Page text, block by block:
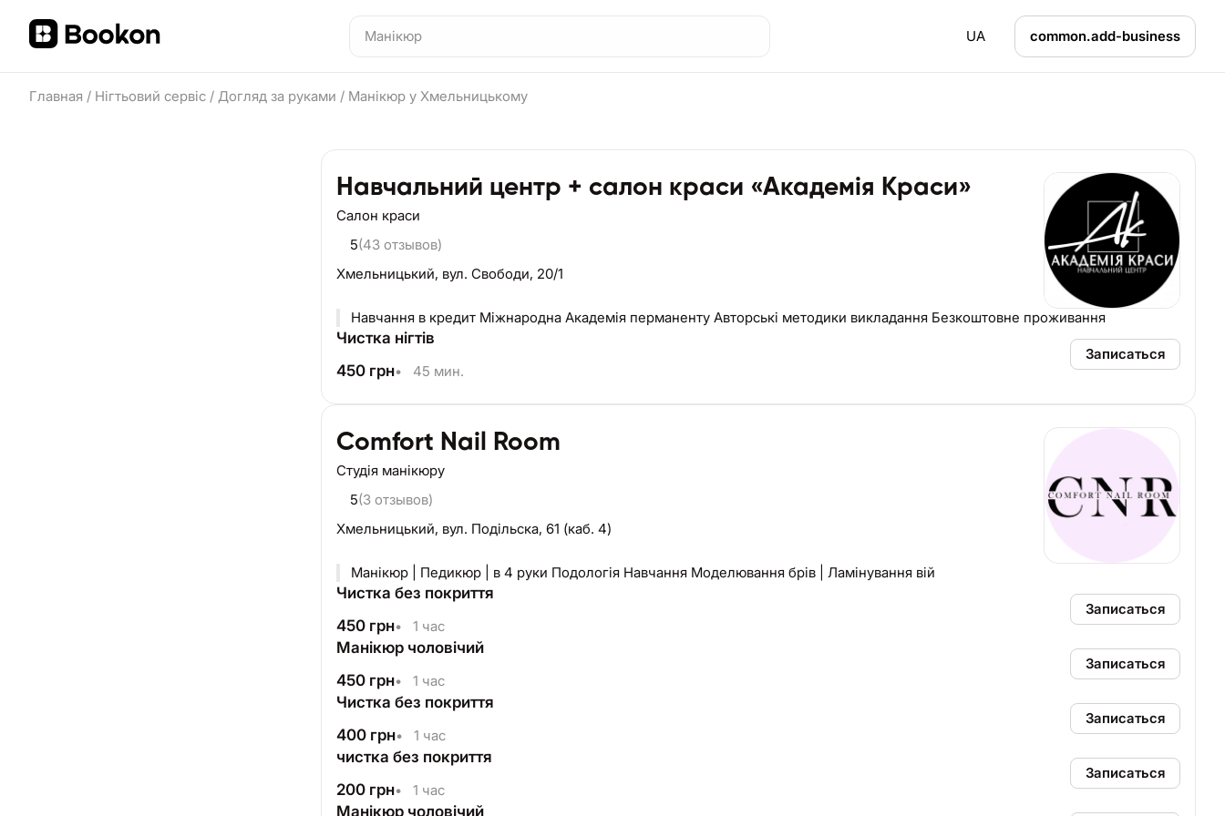
UA common.add-business
Главная / Нігтьовий сервіс / Догляд за руками / Манікюр у Хмельницькому
Навчальний центр + салон краси «Академія Краси»
Салон краси
5(43 отзывов)
Хмельницький, вул. Свободи, 20/1
Навчання в кредит Міжнародна Академія перманенту Авторські методики викладання Безкоштовне проживання
Чистка нігтів
450 грн• 45 мин.
Записаться
Comfort Nail Room
Студія манікюру
5(3 отзывов)
Хмельницький, вул. Подільска, 61 (каб. 4)
Манікюр | Педикюр | в 4 руки Подологія Навчання Моделювання брів | Ламінування вій
Чистка без покриття
450 грн• 1 час
Записаться
Манікюр чоловічий
450 грн• 1 час
Записаться
Чистка без покриття
400 грн• 1 час
Записаться
чистка без покриття
200 грн• 1 час
Записаться
Манікюр чоловічий